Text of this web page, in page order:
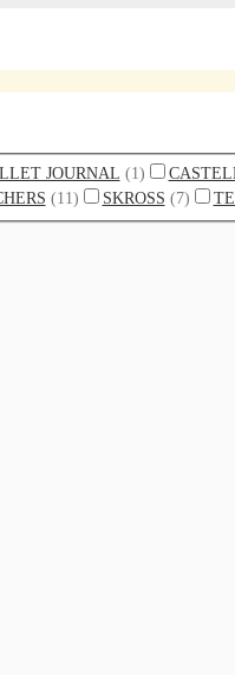
JOURNAL (1)
(11) SKROSS (7)